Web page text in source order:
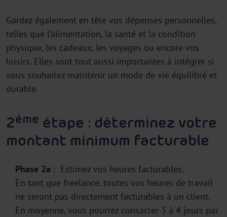
Gardez également en tête vos dépenses personnelles,
telles que l’alimentation, la santé et la condition
physique, les cadeaux, les voyages ou encore vos
loisirs. Elles sont tout aussi importantes à intégrer si
vous souhaitez maintenir un mode de vie équilibré et
durable.
2ème étape : déterminez votre
montant minimum facturable
Phase 2a : Estimez vos heures facturables.
En tant que freelance, toutes vos heures de travail
ne seront pas directement facturables à un client.
En moyenne, vous pourrez consacrer 3 à 4 jours par